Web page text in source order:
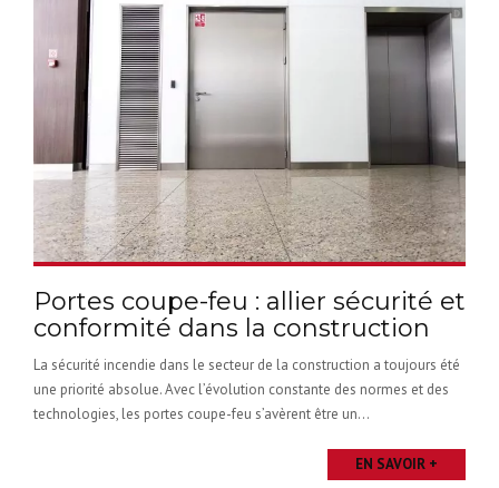
Portes coupe-feu : allier sécurité et
conformité dans la construction
La sécurité incendie dans le secteur de la construction a toujours été
une priorité absolue. Avec l’évolution constante des normes et des
technologies, les portes coupe-feu s’avèrent être un...
EN SAVOIR +